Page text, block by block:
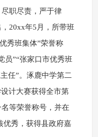
职尽责，严于律
20xx年5月，所带班
秀班集体”荣誉称
员”“张家口市优秀班
任”。涿鹿中学第二
计大赛获得全市第
等荣誉称号，并在
优秀，获得县政府嘉